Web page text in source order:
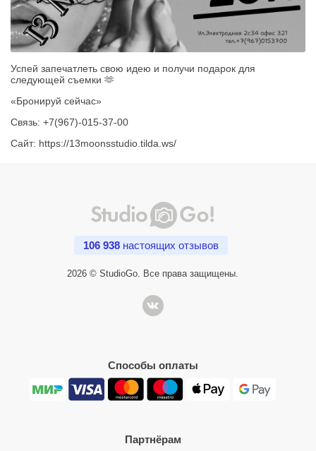
Успей запечатлеть свою идею и получи подарок для
следующей съемки 🫶
«Бронируй сейчас»
Связь: +7(967)-015-37-00
Сайт: https://13moonsstudio.tilda.ws/
106 938 настоящих отзывов
2026 © StudioGo. Все права защищены.
Способы оплаты
Партнёрам